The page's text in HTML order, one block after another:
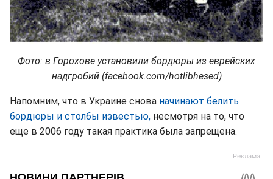
Фото: в Горохове установили бордюры из еврейских
надгробий (facebook.com/hotlibhesed)
Напомним, что в Украине снова начинают белить
бордюры и столбы известью, несмотря на то, что
еще в 2006 году такая практика была запрещена.